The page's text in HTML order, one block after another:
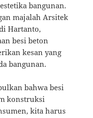
bangunan.
majalah Arsitek
Hartanto,
besi beton
kesan yang
bangunan.
bahwa besi
konstruksi
kita harus